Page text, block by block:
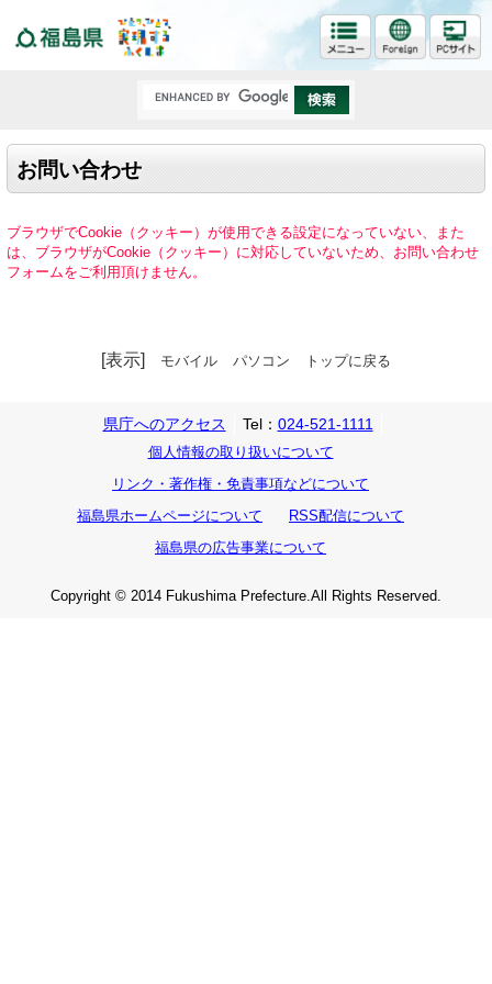
お問い合わせ
ブラウザでCookie（クッキー）が使用できる設定になっていない、また
は、ブラウザがCookie（クッキー）に対応していないため、お問い合わせ
フォームをご利用頂けません。
[表示] モバイル パソコン トップに戻る
県庁へのアクセス Tel： 024-521-1111
個人情報の取り扱いについて
リンク・著作権・免責事項などについて
福島県ホームページについて
RSS配信について
福島県の広告事業について
Copyright © 2014 Fukushima Prefecture.All Rights Reserved.